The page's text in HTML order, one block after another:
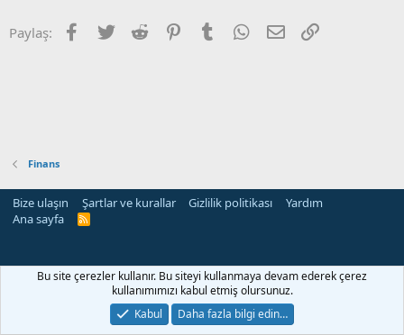
Paylaş: Facebook
Twitter Reddit PinterestTumblr WhatsApp
E-posta
Finans
Bize ulaşın Şartlar ve kurallar Gizlilik politikası
Yardım
Ana sayfa
R
Bu site çerezler kullanır. Bu siteyi kullanmaya devam ederek çerez
kullanımımızı kabul etmiş olursunuz.
Kabul
Daha fazla bilgi edin…